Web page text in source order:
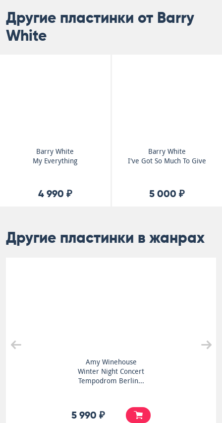
Другие пластинки от Barry
White
Barry White
My Everything
4 990 ₽
Barry White
I've Got So Much To Give
5 000 ₽
Другие пластинки в жанрах
Amy Winehouse
Winter Night Concert
Tempodrom Berlin...
5 990 ₽